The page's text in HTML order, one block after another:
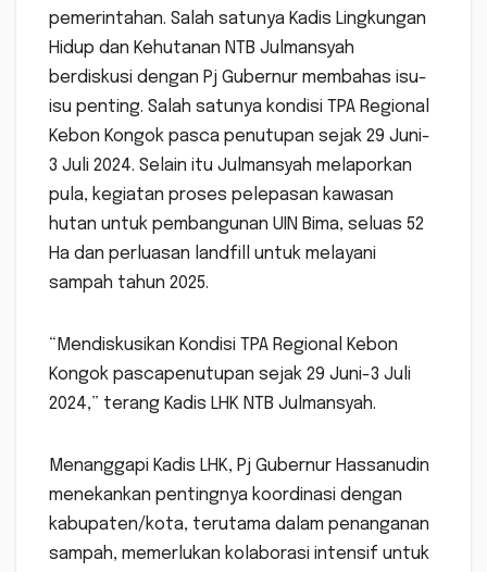
pemerintahan. Salah satunya Kadis Lingkungan
Hidup dan Kehutanan NTB Julmansyah
berdiskusi dengan Pj Gubernur membahas isu-
isu penting. Salah satunya kondisi TPA Regional
Kebon Kongok pasca penutupan sejak 29 Juni-
3 Juli 2024. Selain itu Julmansyah melaporkan
pula, kegiatan proses pelepasan kawasan
hutan untuk pembangunan UIN Bima, seluas 52
Ha dan perluasan landfill untuk melayani
sampah tahun 2025.
“Mendiskusikan Kondisi TPA Regional Kebon
Kongok pascapenutupan sejak 29 Juni-3 Juli
2024,” terang Kadis LHK NTB Julmansyah.
Menanggapi Kadis LHK, Pj Gubernur Hassanudin
menekankan pentingnya koordinasi dengan
kabupaten/kota, terutama dalam penanganan
sampah, memerlukan kolaborasi intensif untuk